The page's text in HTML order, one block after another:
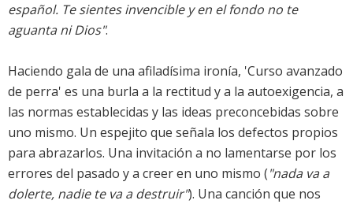
español. Te sientes invencible y en el fondo no te
aguanta ni Dios".
Haciendo gala de una afiladísima ironía, 'Curso avanzado
de perra' es una burla a la rectitud y a la autoexigencia, a
las normas establecidas y las ideas preconcebidas sobre
uno mismo. Un espejito que señala los defectos propios
para abrazarlos. Una invitación a no lamentarse por los
errores del pasado y a creer en uno mismo ("nada va a
dolerte, nadie te va a destruir"). Una canción que nos